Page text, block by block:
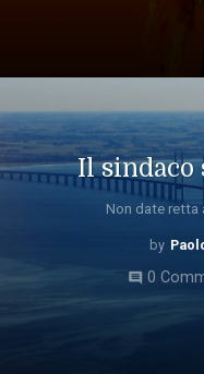
Il sindaco
Non date retta
comment0